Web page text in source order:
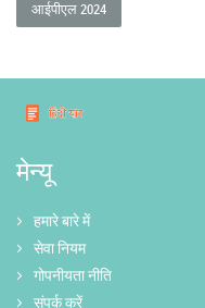
आईपीएल 2024
मेन्यू
हमारे बारे में
सेवा नियम
गोपनीयता नीति
संपर्क करें